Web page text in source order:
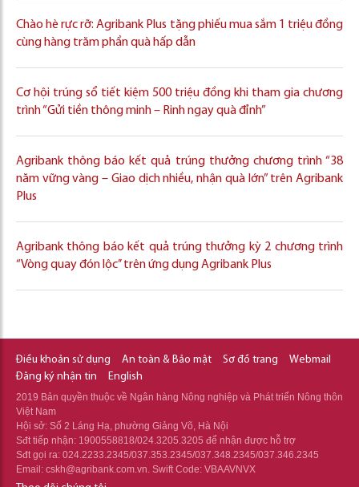
Chào hè rực rỡ: Agribank Plus tặng phiếu mua sắm 1 triệu đồng
cùng hàng trăm phần quà hấp dẫn
Cơ hội trúng sổ tiết kiệm 500 triệu đồng khi tham gia chương
trình “Gửi tiền thông minh – Rinh ngay quà đỉnh”
Agribank thông báo kết quả trúng thưởng chương trình “38
năm vững vàng – Giao dịch nhiều, nhận quà lớn” trên Agribank
Plus
Agribank thông báo kết quả trúng thưởng kỳ 2 chương trình
“Vòng quay đón lộc’’ trên ứng dụng Agribank Plus
Điều khoản sử dụng An toàn & Bảo mật Sơ đồ trang
Webmail
Đăng ký nhận tin
English
2019 Bản quyền thuộc về Ngân hàng Nông nghiệp và Phát triển Nông thôn
Việt Nam
Hội sở: Số 2 Láng Hạ, phường Giảng Võ, Hà Nội
Sđt tiếp nhận: 1900558818/024.3205.3205 để nhận được hỗ trợ
Sđt gọi ra: 024.2233.2345/037.353.2345/037.348.2345/037.346.2345
Email: cskh@agribank.com.vn. Swift Code: VBAAVNVX